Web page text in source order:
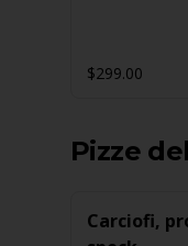
$299.00
Pizze
Carciofi,